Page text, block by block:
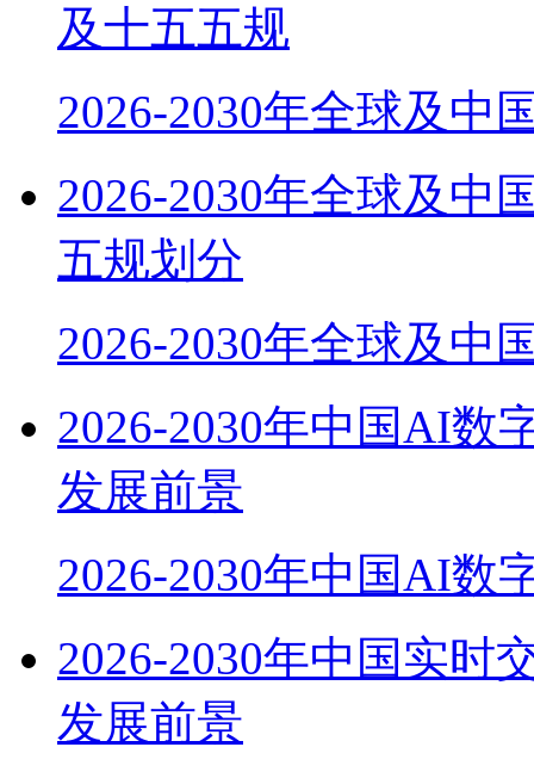
及十五五规
2026-2030年全球及中
2026-2030年全球及中
五规划分
2026-2030年全球及中
2026-2030年中国AI数
发展前景
2026-2030年中国AI数
2026-2030年中国实时
发展前景